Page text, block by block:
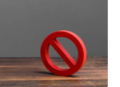
pentru refacerea
resurselor